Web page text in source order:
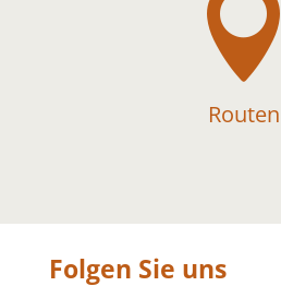

Routen
Folgen Sie uns